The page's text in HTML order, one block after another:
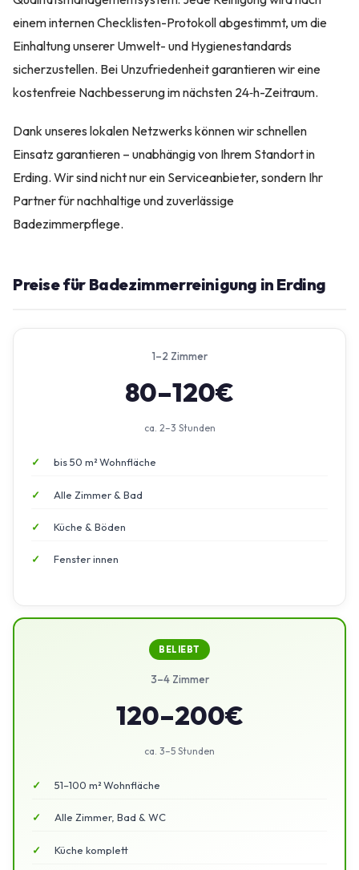
einem internen Checklisten-Protokoll abgestimmt, um die
Einhaltung unserer Umwelt- und Hygienestandards
sicherzustellen. Bei Unzufriedenheit garantieren wir eine
kostenfreie Nachbesserung im nächsten 24‑h-Zeitraum.
Dank unseres lokalen Netzwerks können wir schnellen
Einsatz garantieren – unabhängig von Ihrem Standort in
Erding. Wir sind nicht nur ein Serviceanbieter, sondern Ihr
Partner für nachhaltige und zuverlässige
Badezimmerpflege.
Preise für Badezimmerreinigung in Erding
1–2 Zimmer
80–120€
ca. 2–3 Stunden
bis 50 m² Wohnfläche
Alle Zimmer & Bad
Küche & Böden
Fenster innen
BELIEBT
3–4 Zimmer
120–200€
ca. 3–5 Stunden
51–100 m² Wohnfläche
Alle Zimmer, Bad & WC
Küche komplett